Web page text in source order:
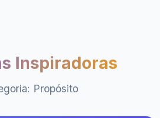
Inspiradoras
Propósito